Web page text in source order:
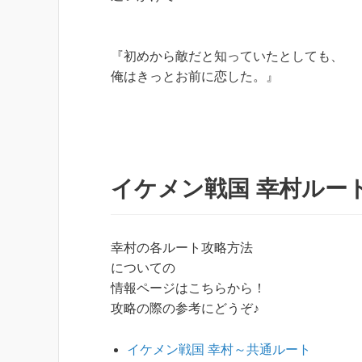
『初めから敵だと知っていたとしても、
俺はきっとお前に恋した。』
イケメン戦国 幸村ルー
幸村の各ルート攻略方法
についての
情報ページはこちらから！
攻略の際の参考にどうぞ♪
イケメン戦国 幸村～共通ルート